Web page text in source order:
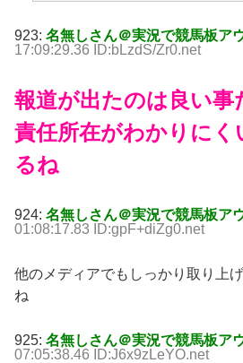
923: 名無しさん＠実況で競馬板ア
17:09:29.36 ID:bLzdS/Zr0.net
報道が出たのは良い事
責任所在がわかりにく
るね
924: 名無しさん＠実況で競馬板ア
01:08:17.83 ID:gpF+diZg0.net
他のメディアでもしっかり取り上
ね
925: 名無しさん＠実況で競馬板ア
07:05:38.46 ID:J6x9zLeYO.net